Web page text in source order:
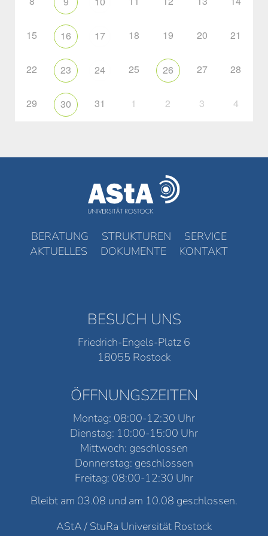
15 16 17 18 19 20 21
22 23 24 25 26 27 28
29 30 31 1 2 3 4
BERATUNG STRUKTUREN
SERVICE
AKTUELLES
DOKUMENTE KONTAKT
BESUCH UNS
Friedrich-Engels-Platz 6
18055 Rostock
ÖFFNUNGSZEITEN
Montag: 08:00-12:30 Uhr
Dienstag: 10:00-15:00 Uhr
Mittwoch: geschlossen
Donnerstag: geschlossen
Freitag: 08:00-12:30 Uhr
Bleibt am 03.08 und am 10.08 geschlossen.
AStA / StuRa Universität Rostock